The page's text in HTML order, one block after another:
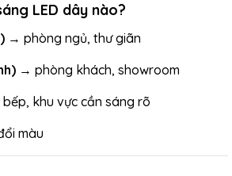
LED dây nào?
→ phòng ngủ, thư giãn
→ phòng khách, showroom
khu vực cần sáng rõ
màu